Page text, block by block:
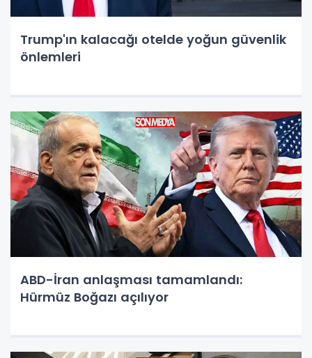
Trump'ın kalacağı otelde yoğun güvenlik
önlemleri
ABD-İran anlaşması tamamlandı:
Hürmüz Boğazı açılıyor